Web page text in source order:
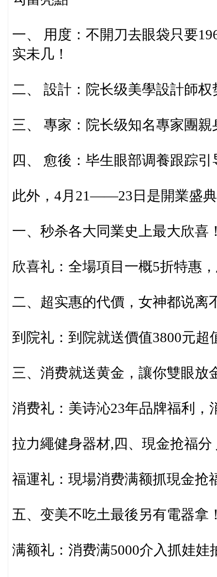
一、 用度：不開刀去眼袋只要
实未几！
二、 設計：院长级美學設計師
三、 專家：院长级知名專家團親
四、 愈後：毕生眼部调養跟踪引
此外，4月21——23日是開業盛
一、秒杀各大同業史上最大欣喜
欣喜礼：全場項目一概5折特惠
二、超实惠的代價，女神都说离
到院礼：到院就送價值3800元超
三、消费就送黄金，讓你雙眼放
消费礼：美诗沁23年品牌福利，
拉力繩健身器材,四、現金抢福
福運礼：現場消费满额抓現金抢
五、变美不吃土最後另有電器拿
满额礼：消费满5000介入抓娃娃